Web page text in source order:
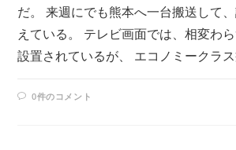
だ。 来週にでも熊本へ一台搬送して
えている。 テレビ画面では、相変わ
設置されているが、 エコノミークラ
0件のコメント